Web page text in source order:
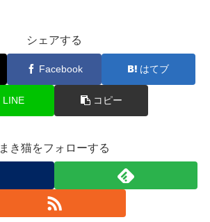
シェアする
Facebook はてブ
LINE コピー
まき猫をフォローする